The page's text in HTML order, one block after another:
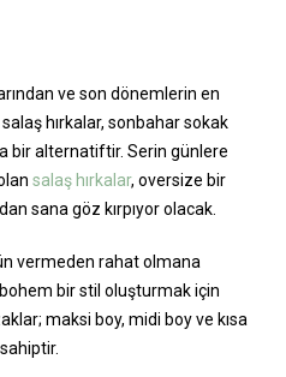
ve son dönemlerin en
hırkalar, sonbahar sokak
bir alternatiftir. Serin günlere
salaş hırkalar, oversize bir
sana göz kırpıyor olacak.
vermeden rahat olmana
bir stil oluşturmak için
maksi boy, midi boy ve kısa